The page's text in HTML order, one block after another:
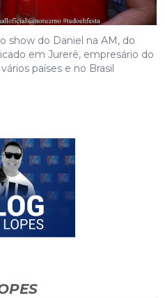
show do Daniel na AM, do
em Jurerê, empresário do
países e no Brasil